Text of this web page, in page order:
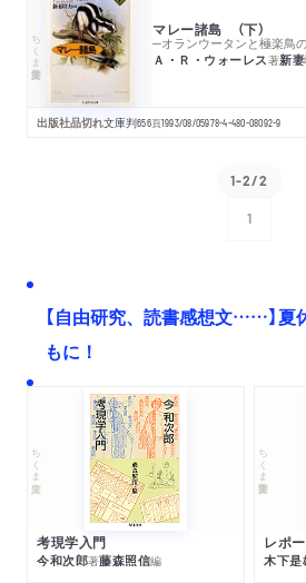
ちくま学芸文庫 マレー諸島 （下）
─オランウータンと極楽鳥
Ａ・Ｒ・ウォーレス著新
出版社品切れ文庫判656頁1993/08/05978-4-480-08092-9
1-2/2
1
【自由研究、読書感想文……】夏
もに！
ちくま文庫
考現学入門
今和次郎著藤森照信編
ちくま学芸文庫
レポ
木下是